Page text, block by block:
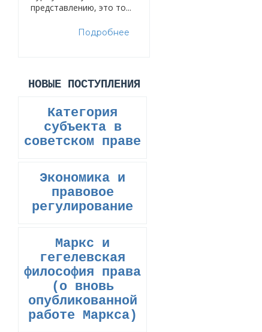
представлению, это то...
Подробнее
НОВЫЕ ПОСТУПЛЕНИЯ
Категория
субъекта в
советском праве
Экономика и
правовое
регулирование
Маркс и
гегелевская
философия права
(о вновь
опубликованной
работе Маркса)